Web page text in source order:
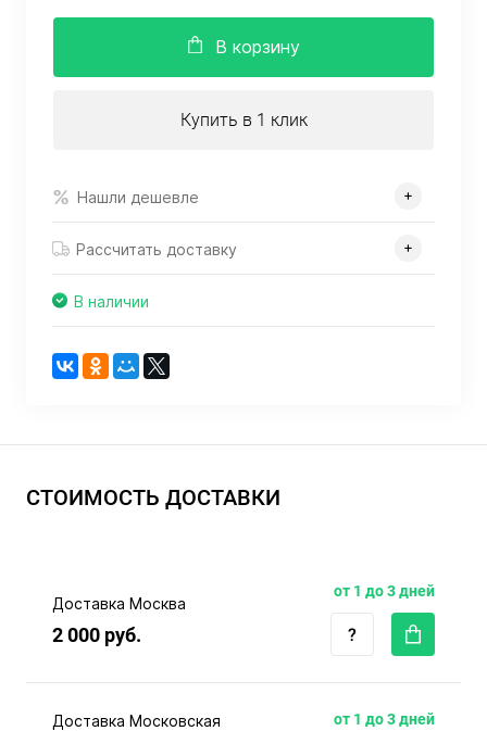
В корзину
Купить в 1 клик
Нашли дешевле
Рассчитать доставку
В наличии
СТОИМОСТЬ ДОСТАВКИ
Доставка Москва
2 000 руб.
от 1 до 3 дней
Доставка Московская
от 1 до 3 дней